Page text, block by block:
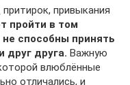
привыкания
пройти в том
способны принять
друг друга. Важную
влюблённые
отличались, и